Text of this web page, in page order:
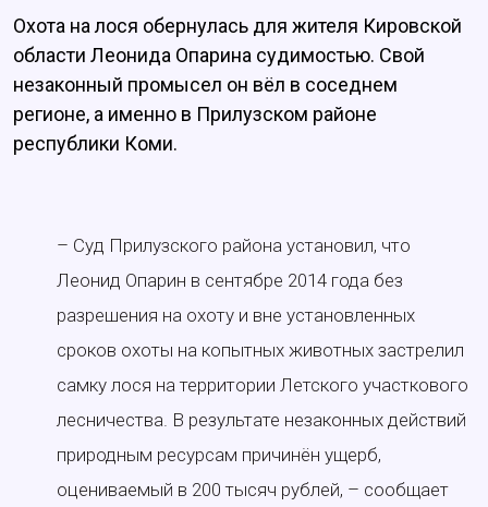
Охота на лося обернулась для жителя Кировской
области Леонида Опарина судимостью. Свой
незаконный промысел он вёл в соседнем
регионе, а именно в Прилузском районе
республики Коми.
– Суд Прилузского района установил, что
Леонид Опарин в сентябре 2014 года без
разрешения на охоту и вне установленных
сроков охоты на копытных животных застрелил
самку лося на территории Летского участкового
лесничества. В результате незаконных действий
природным ресурсам причинён ущерб,
оцениваемый в 200 тысяч рублей, – сообщает